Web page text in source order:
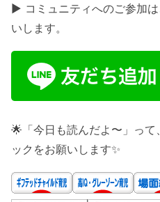
▶ コミュニティへのご参加
いします。
🌟「今日も読んだよ〜」っ
ックをお願いします✨